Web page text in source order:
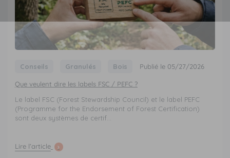
Conseils Granulés Bois Publié le 05/27/2026
Que veulent dire les labels FSC / PEFC ?
Le label FSC (Forest Stewardship Council) et le label PEFC
(Programme for the Endorsement of Forest Certification)
sont deux systèmes de certif...
Lire l’article